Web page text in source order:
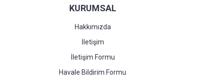
KURUMSAL
Hakkımızda
İletişim
İletişim Formu
Havale Bildirim Formu